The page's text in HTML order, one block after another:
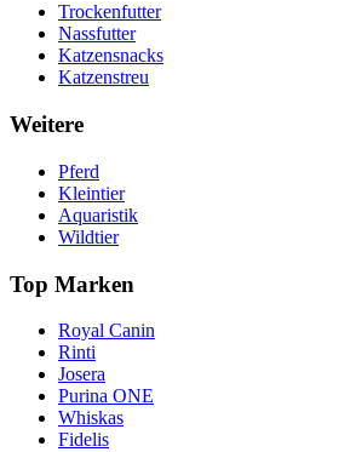
Trockenfutter
Nassfutter
Katzensnacks
Katzenstreu
Weitere
Pferd
Kleintier
Aquaristik
Wildtier
Top Marken
Royal Canin
Rinti
Josera
Purina ONE
Whiskas
Fidelis